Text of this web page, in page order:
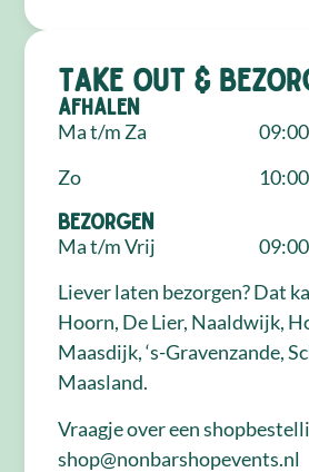
Take out &
Afhalen
Ma t/m Za
Zo
Bezorgen
Ma t/m Vrij
Liever laten bezorgen? Dat
Hoorn, De Lier, Naaldwijk,
Maasdijk, ‘s-Gravenzande,
Maasland.
Vraagje over een
shop@nonbarshopevents.nl